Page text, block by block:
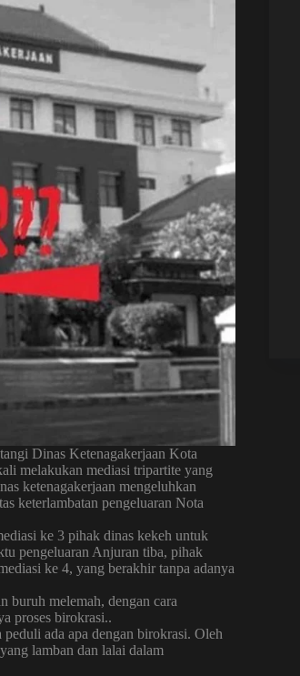
Dinas Ketenagakerjaan Kota
melakukan mediasi tripartite yang
ketenagakerjaan mengeluhkan
keterlambatan pengeluaran Nota
ke 3 pihak dinas kekeh untuk
pengeluaran Anjuran tiba, pihak
ke 4, yang berakhir tanpa adanya
buruh melemah, dengan cara
proses birokrasi..
ada apa dengan birokrasi. Oleh
lamban dan lalai dalam